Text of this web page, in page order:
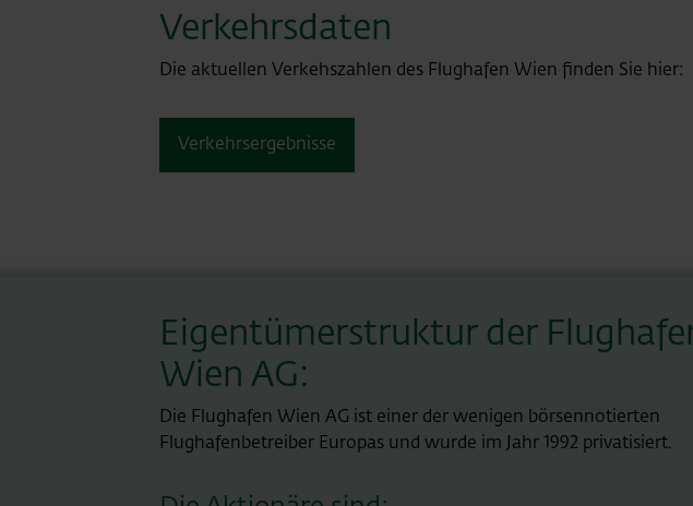
Verkehrsdaten
Die aktuellen Verkehszahlen des Flughafen Wien finden Sie hier:
Verkehrsergebnisse
Eigentümerstruktur der
Wien AG:
Die Flughafen Wien AG ist einer der wenigen börsennotierten
Flughafenbetreiber Europas und wurde im Jahr 1992 privatisiert.